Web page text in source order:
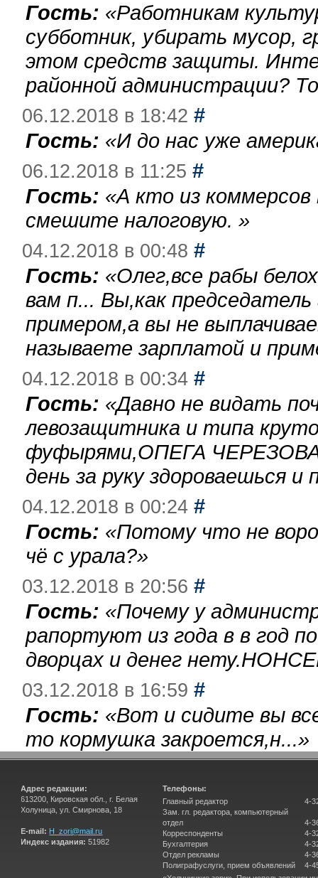
Гость: «Работникам
субботник, убирать мусор,
этом средств защиты.
районной администрации?
06.12.2018 в 18:42 #
Гость: «И до нас уже
06.12.2018 в 11:25 #
Гость: «А кто из
смешите налоговую. »
04.12.2018 в 00:48 #
Гость: «Олег,все рабы
вам п... Вы,как
примером,а вы не
называете зарплатой и
04.12.2018 в 00:34 #
Гость: «Давно не видать
левозащитника и типа
фуфырями,ОПЕГА
день за руку здороваешься
04.12.2018 в 00:24 #
Гость: «Потому что не
чё с урала?»
03.12.2018 в 20:56 #
Гость: «Почему у
рапортуют из года в в год
дворцах и денег
03.12.2018 в 16:59 #
Гость: «Вот и сидите вы
то кормушка закроется,н...»
Адрес редакции:
613200, Кировская обл., г. Белая
Холуница, ул. Смирнова, 18
E-mail: H_zori@mail.ru
Индекс издания: 51982
Телефоны:
Главный редактор
Зам. гл. редактора, компьютерный
отдел
Корреспонденты
Бухгалтерия
Отдел рекламы
Полиграфуслуги, прием объявлений
4-
4-
4-
4-
4-
4-